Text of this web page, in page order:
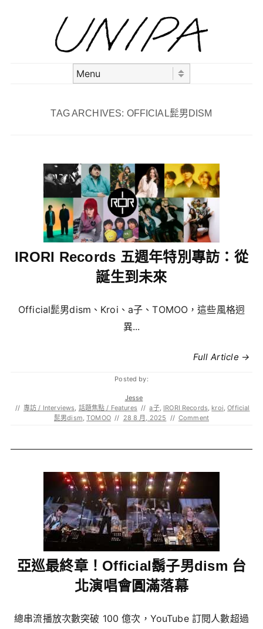
TAG ARCHIVES: OFFICIAL髭男DISM
IRORI Records 五週年特別專訪：從
誕生到未來
Official髭男dism、Kroi、a子、TOMOO，這些風格迥
異...
Full Article →
Posted by:
Jesse
// 專訪 / Interviews, 話題焦點 / Features // a子, IRORI Records, kroi,Official
髭男dism,TOMOO // 28 8 月, 2025 // Comment
亞巡最終章！Official鬍子男dism 台
北演唱會圓滿落幕
總串流播放次數突破 100 億次，YouTube 訂閱人數超過